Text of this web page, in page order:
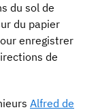
du sol de
du papier
enregistrer
de
Alfred de